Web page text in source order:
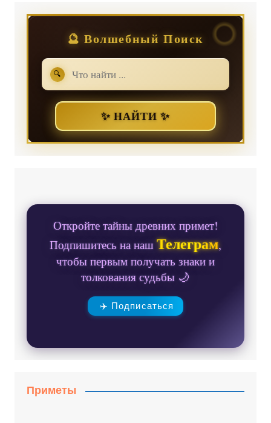
🔮 Волшебный Поиск
🔍
✨ НАЙТИ ✨
Откройте тайны древних примет!
Подпишитесь на нашТелеграм,
чтобы первым получать знаки и
толкования судьбы 🌙
✈️ Подписаться
Приметы